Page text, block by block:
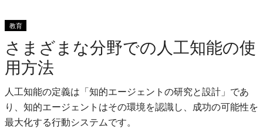
教育
さまざまな分野での人工知能の使
用方法
人工知能の定義は「知的エージェントの研究と設計」であ
り、知的エージェントはその環境を認識し、成功の可能性を
最大化する行動システムです。